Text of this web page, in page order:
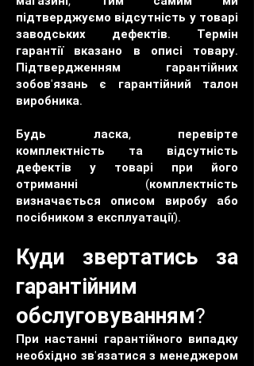
підтверджуємо відсутність у товарі
заводських дефектів. Термін
гарантії вказано в описі товару.
Підтвердженням гарантійних
зобов'язань є гарантійний талон
виробника.
Будь ласка, перевірте
комплектність та відсутність
дефектів у товарі при його
отриманні (комплектність
визначається описом виробу або
посібником з експлуатації).
Куди звертатись за
гарантійним
обслуговуванням?
При настанні гарантійного випадку
необхідно зв'язатися з менеджером